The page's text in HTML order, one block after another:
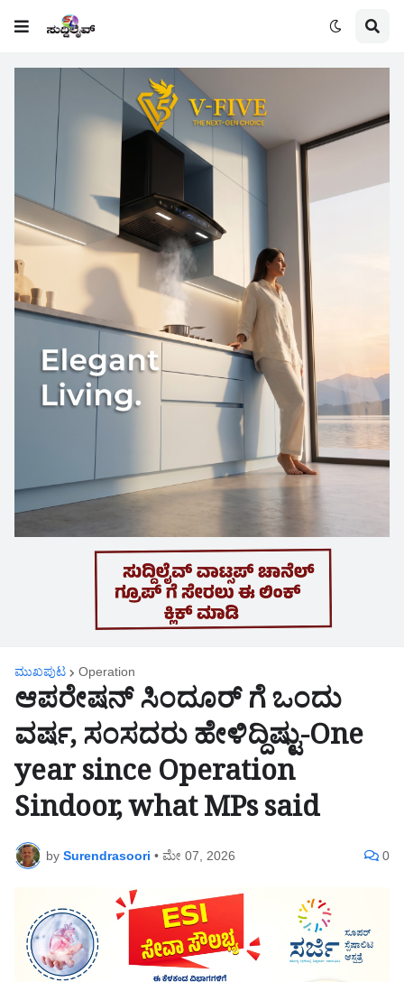
ಮುಖಪುಟ Operation
ಆಪರೇಷನ್ ಸಿಂದೂರ್ ಗೆ ಒಂದು
ವರ್ಷ, ಸಂಸದರು ಹೇಳಿದ್ದಿಷ್ಟು-One
year since Operation
Sindoor, what MPs said
by Surendrasoori • ಮೇ 07, 2026 0